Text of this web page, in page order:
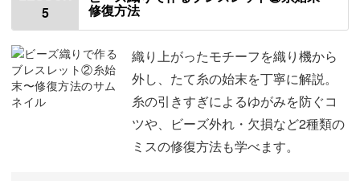
世界にひとつだけのアクセサリーを楽しみながら、素敵な
手作り時間を過ごしてみてくださいね！
図案の説明
作業しやすいセッティングの仕方 02:25
織り機の説明 03:17
たて糸の準備をする 04:17
5
修復方法
織り上がったモチーフを織り機から
外し、たて糸の始末を丁寧に解説。
糸の引きすぎによるゆがみを防ぐコ
ツや、ビーズ外れ・欠損など2種類の
ミスの修復方法も学べます。